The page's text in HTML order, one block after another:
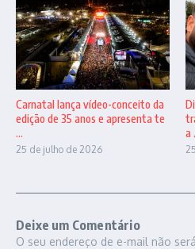
Carnatal lança vídeo-conceito da
edição de 35 anos e apresenta te
...
25 de julho de 2026
a
Deixe um Comentário
O seu endereço de e-mail não